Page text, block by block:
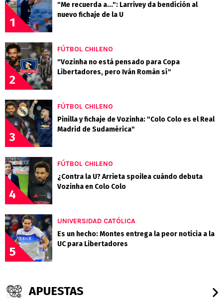
1
"Me recuerda a...": Larrivey da bendición al
nuevo fichaje de la U
2
FÚTBOL CHILENO
"Vozinha no está pensado para Copa
Libertadores, pero Iván Román sí"
3
FÚTBOL CHILENO
Pinilla y fichaje de Vozinha: "Colo Colo es el Real
Madrid de Sudamérica"
4
FÚTBOL CHILENO
¿Contra la U? Arrieta spoilea cuándo debuta
Vozinha en Colo Colo
5
UNIVERSIDAD CATÓLICA
Es un hecho: Montes entrega la peor noticia a la
UC para Libertadores
APUESTAS